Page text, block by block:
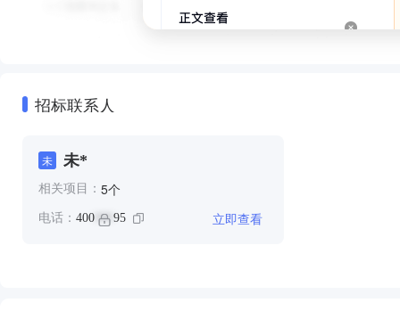
招标联系人
未 未*
相关项目： 5个
电话： 400 *** 95 立即查看